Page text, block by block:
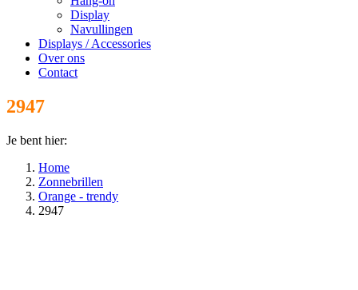
Display
Navullingen
Displays / Accessories
Over ons
Contact
2947
Je bent hier:
Home
Zonnebrillen
Orange - trendy
2947